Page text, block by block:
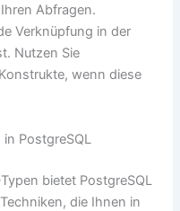
Abfragen.
Verknüpfung in der
Nutzen Sie
wenn diese
PostgreSQL
bietet PostgreSQL
die Ihnen in